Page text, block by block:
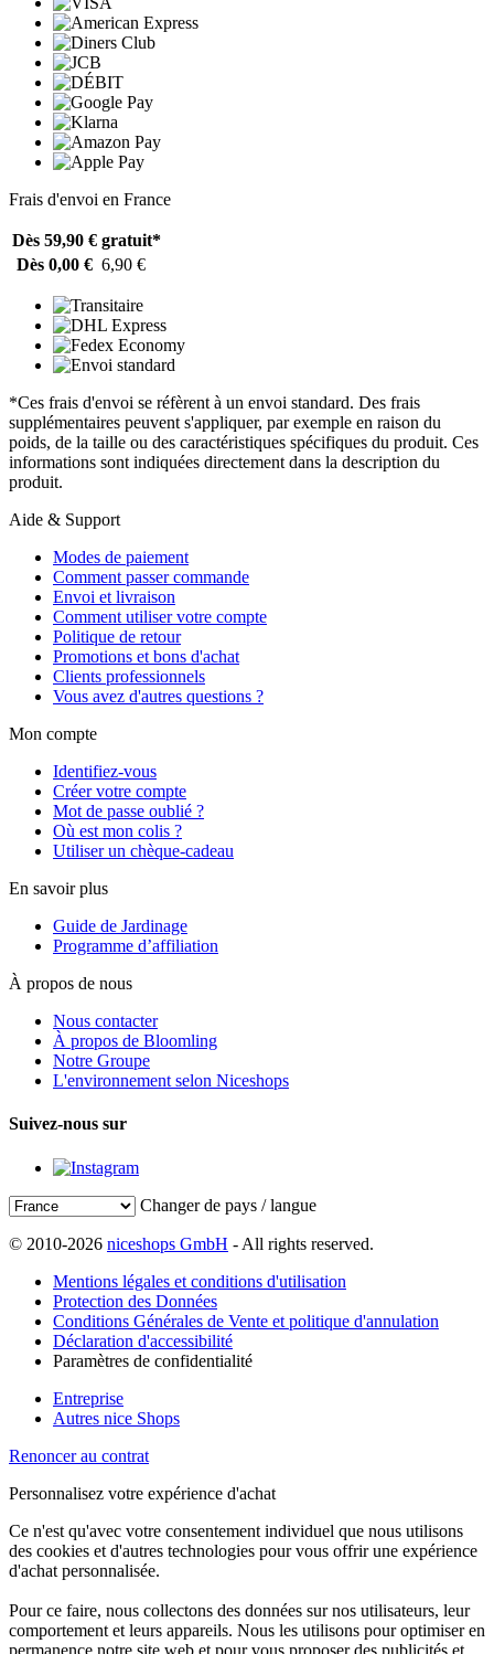
Frais d'envoi en France
Dès 59,90 € gratuit*
Dès 0,00 € 6,90 €
*Ces frais d'envoi se réfèrent à un envoi standard. Des frais
supplémentaires peuvent s'appliquer, par exemple en raison du
poids, de la taille ou des caractéristiques spécifiques du produit. Ces
informations sont indiquées directement dans la description du
produit.
Aide & Support
Modes de paiement
Comment passer commande
Envoi et livraison
Comment utiliser votre compte
Politique de retour
Promotions et bons d'achat
Clients professionnels
Vous avez d'autres questions ?
Mon compte
Identifiez-vous
Créer votre compte
Mot de passe oublié ?
Où est mon colis ?
Utiliser un chèque-cadeau
En savoir plus
Guide de Jardinage
Programme d’affiliation
À propos de nous
Nous contacter
À propos de Bloomling
Notre Groupe
L'environnement selon Niceshops
Suivez-nous sur
Changer de pays / langue
© 2010-2026 niceshops GmbH - All rights reserved.
Mentions légales et conditions d'utilisation
Protection des Données
Conditions Générales de Vente et politique d'annulation
Déclaration d'accessibilité
Paramètres de confidentialité
Entreprise
Autres nice Shops
Renoncer au contrat
Personnalisez votre expérience d'achat
Ce n'est qu'avec votre consentement individuel que nous utilisons
des cookies et d'autres technologies pour vous offrir une expérience
d'achat personnalisée.
Pour ce faire, nous collectons des données sur nos utilisateurs, leur
comportement et leurs appareils. Nous les utilisons pour optimiser en
permanence notre site web et pour vous proposer des publicités et